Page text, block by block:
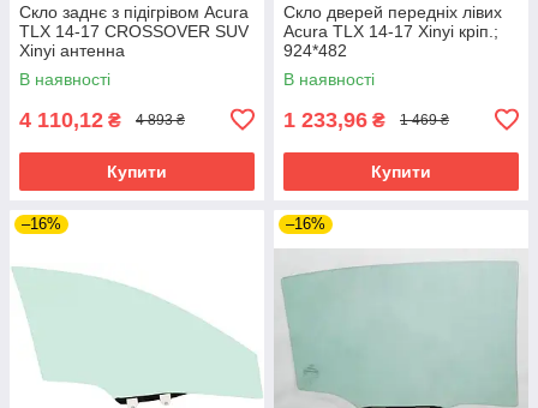
Скло заднє з підігрівом Acura
TLX 14-17 CROSSOVER SUV
Xinyi антенна
В наявності
4 110,12 ₴ 4 893 ₴
Купити
Скло дверей передніх лівих
Acura TLX 14-17 Xinyi кріп.;
924*482
В наявності
1 233,96 ₴ 1 469 ₴
Купити
–16% –16%